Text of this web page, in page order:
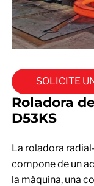
SOLICITE
Roladora
D53KS
La roladora
compone de un
la máquina, una